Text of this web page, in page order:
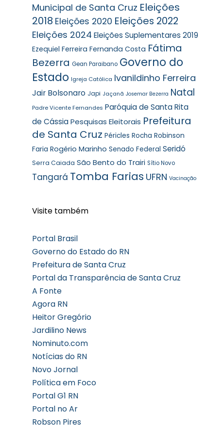
Municipal de Santa Cruz Eleições
2018 Eleições 2020 Eleições 2022
Eleições 2024 Eleições Suplementares 2019
Ezequiel Ferreira Fernanda Costa Fátima
Bezerra Gean Paraibano Governo do
Estado Igreja Católica Ivanildinho Ferreira
Jair Bolsonaro Japi Jaçanã Josemar Bezerra Natal
Padre Vicente Fernandes Paróquia de Santa Rita
de Cássia Pesquisas Eleitorais Prefeitura
de Santa Cruz Péricles Rocha Robinson
Faria Rogério Marinho Senado Federal Seridó
Serra Caiada São Bento do Trairi Sítio Novo
Tangará Tomba Farias UFRN Vacinação
Visite também
Portal Brasil
Governo do Estado do RN
Prefeitura de Santa Cruz
Portal da Transparência de Santa Cruz
A Fonte
Agora RN
Heitor Gregório
Jardilino News
Nominuto.com
Notícias do RN
Novo Jornal
Política em Foco
Portal G1 RN
Portal no Ar
Robson Pires